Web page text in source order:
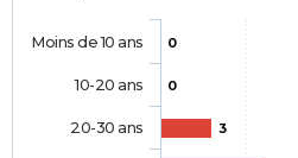
0
0
3
Moins de 10 ans
10-20 ans
20-30 ans